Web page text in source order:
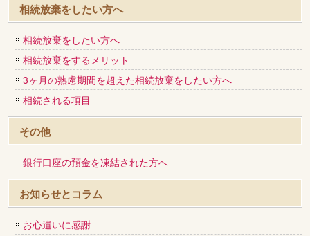
相続放棄をしたい方へ
相続放棄をしたい方へ
相続放棄をするメリット
3ヶ月の熟慮期間を超えた相続放棄をしたい方へ
相続される項目
その他
銀行口座の預金を凍結された方へ
お知らせとコラム
お心遣いに感謝